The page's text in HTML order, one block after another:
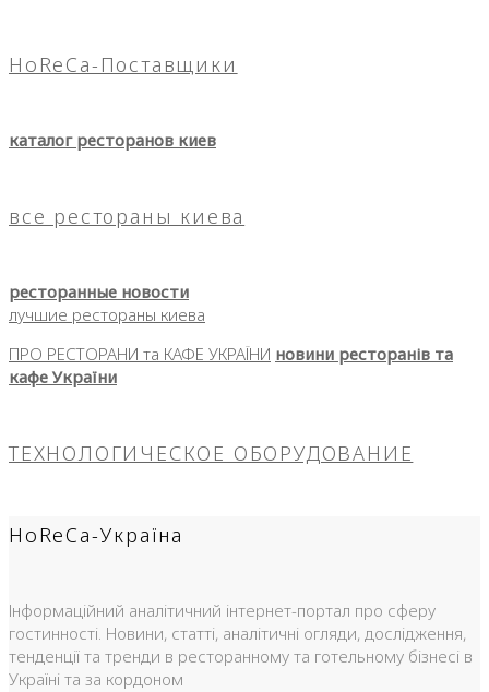
HoReCa-Поставщики
каталог ресторанов киев
все рестораны киева
ресторанные новости
лучшие рестораны киева
ПРО РЕСТОРАНИ та КАФЕ УКРАЇНИ новини ресторанів та
кафе України
ТЕХНОЛОГИЧЕСКОЕ ОБОРУДОВАНИЕ
HoReCa-Україна
Інформаційний аналітичний інтернет-портал про сферу
гостинності. Новини, статті, аналітичні огляди, дослідження,
тенденції та тренди в ресторанному та готельному бізнесі в
Україні та за кордоном